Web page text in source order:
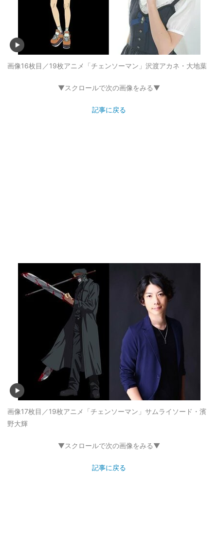
画像16枚目／19枚アニメ「チェンソーマン」沢渡アカネ・大地葉
▼スクロールで次の画像をみる▼
記事に戻る
画像17枚目／19枚アニメ「チェンソーマン」サムライソード・濱
野大輝
▼スクロールで次の画像をみる▼
記事に戻る